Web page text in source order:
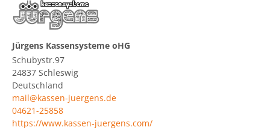
Jürgens Kassensysteme oHG
Schubystr.97
24837 Schleswig
Deutschland
mail@kassen-juergens.de
04621-25858
https://www.kassen-juergens.com/